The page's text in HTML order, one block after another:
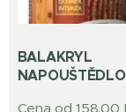
BALAKRYL
NAPOUŠTĚDLO
Cena od158,00